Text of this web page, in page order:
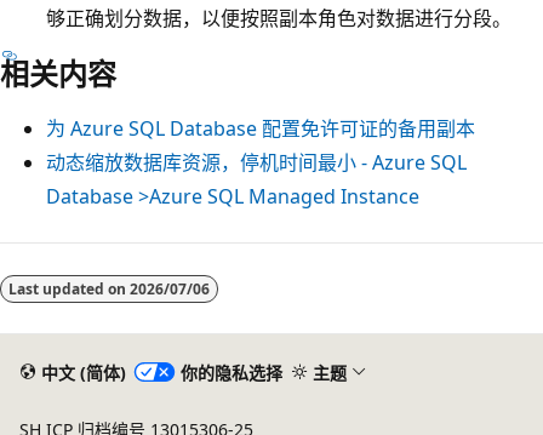
够正确划分数据，以便按照副本角色对数据进行分段。
相关内容
为 Azure SQL Database 配置免许可证的备用副本
动态缩放数据库资源，停机时间最小 - Azure SQL
Database >Azure SQL Managed Instance
Last updated on 2026/07/06
中文 (简体) 你的隐私选择 主题
SH ICP 归档编号 13015306-25